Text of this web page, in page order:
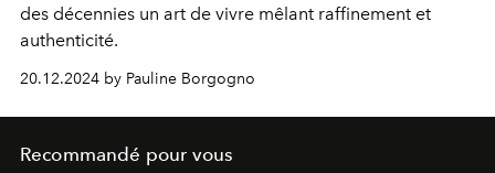
des décennies un art de vivre mêlant raffinement et
authenticité.
20.12.2024 by Pauline Borgogno
Recommandé pour vous